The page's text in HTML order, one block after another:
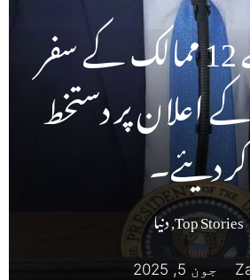
ٹرمپ نے 12 ممالک کے سفر
اعلان پر دستخط
کر دیئے۔
Top Stories
,دنیا
جون 5, 2025